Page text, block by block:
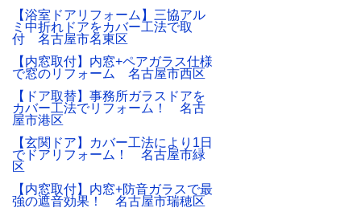
【浴室ドアリフォーム】三協アル
ミ中折れドアをカバー工法で取
付 名古屋市名東区
【内窓取付】内窓+ペアガラス仕様
で窓のリフォーム 名古屋市西区
【ドア取替】事務所ガラスドアを
カバー工法でリフォーム！ 名古
屋市港区
【玄関ドア】カバー工法により1日
でドアリフォーム！ 名古屋市緑
区
【内窓取付】内窓+防音ガラスで最
強の遮音効果！ 名古屋市瑞穂区